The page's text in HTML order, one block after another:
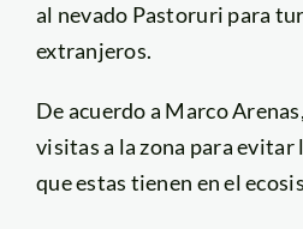
al nevado Pastoruri para
extranjeros.
De acuerdo a Marco
visitas a la zona para evitar
que estas tienen en el